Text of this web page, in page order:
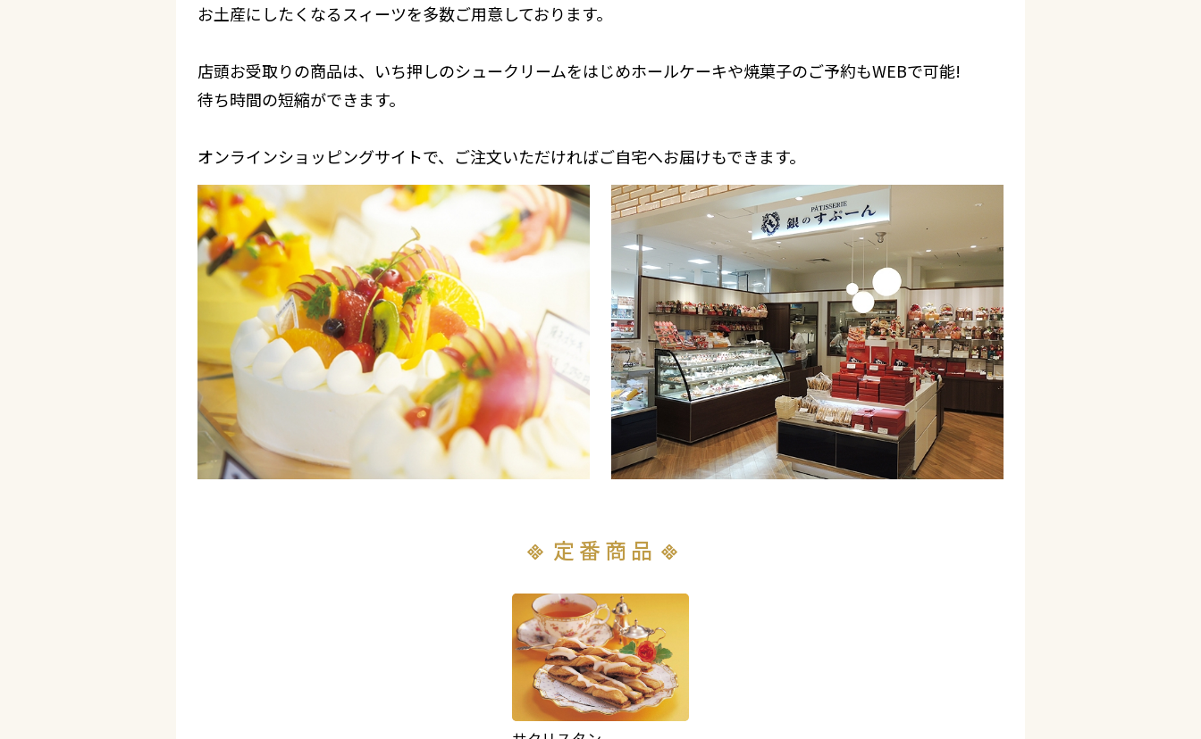
お土産にしたくなるスィーツを多数ご用意しております。
店頭お受取りの商品は、いち押しのシュークリームをはじめホールケーキや焼菓子のご予約もWEBで可能!
待ち時間の短縮ができます。
オンラインショッピングサイトで、ご注文いただければご自宅へお届けもできます。
定番商品